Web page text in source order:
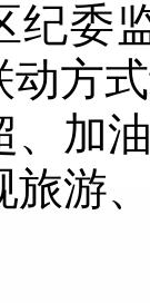
纪委
动方
、加
旅游